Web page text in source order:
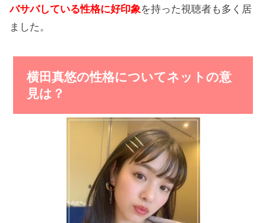
バサバしている性格に好印象を持った視聴者も多く居
ました。
横田真悠の性格についてネットの意
見は？